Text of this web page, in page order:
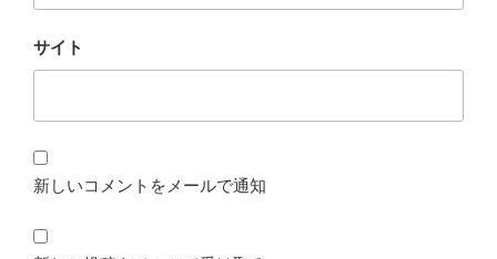
サイト
新しいコメントをメールで通知